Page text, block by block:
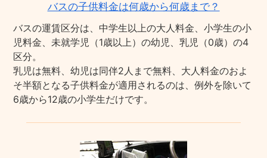
バスの子供料金は何歳から何歳まで？
バスの運賃区分は、中学生以上の大人料金、小学生の小
児料金、未就学児（1歳以上）の幼児、乳児（0歳）の4
区分。
乳児は無料、幼児は同伴2人まで無料、大人料金のおよ
そ半額となる子供料金が適用されるのは、例外を除いて
6歳から12歳の小学生だけです。